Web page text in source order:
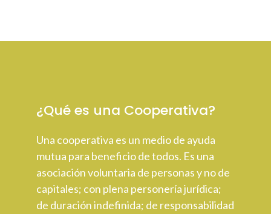
¿Qué es una Cooperativa?
Una cooperativa es un medio de ayuda
mutua para beneficio de todos. Es una
asociación voluntaria de personas y no de
capitales; con plena personería jurídica;
de duración indefinida; de responsabilidad